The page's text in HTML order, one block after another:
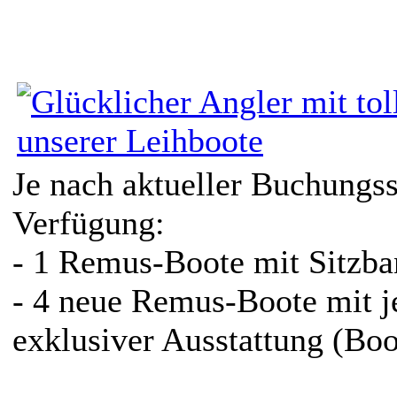
Je nach aktueller
Verfügung:
- 1 Remus-Boote mit
- 4 neue Remus-Boote mit
exklusiver Ausstattung